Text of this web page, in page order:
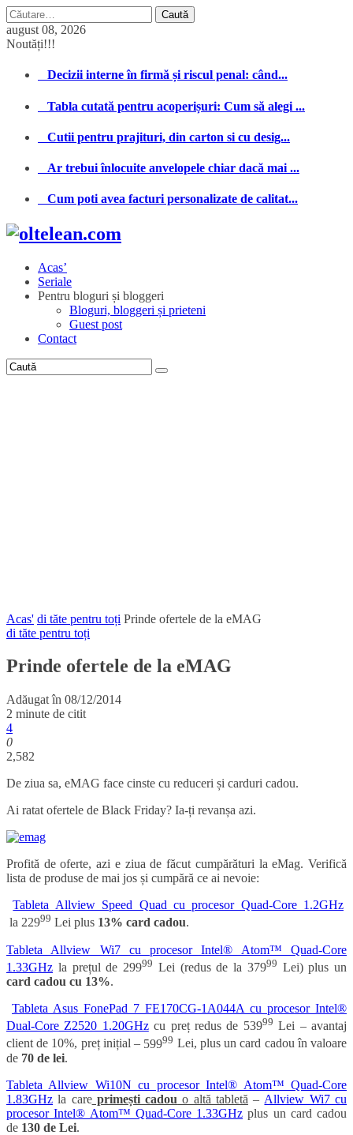
Caută
după:
august 08, 2026
Noutăți!!!
Decizii interne în firmă și riscul penal: când...
Tabla cutată pentru acoperișuri: Cum să alegi ...
Cutii pentru prajituri, din carton si cu desig...
Ar trebui înlocuite anvelopele chiar dacă mai ...
Cum poti avea facturi personalizate de calitat...
Acas’
Seriale
Pentru bloguri și bloggeri
Bloguri, bloggeri și prieteni
Guest post
Contact
Acas' di tăte pentru toți Prinde ofertele de la eMAG
di tăte pentru toți
Prinde ofertele de la eMAG
Adăugat în 08/12/2014
2 minute de citit
4
0
2,582
De ziua sa, eMAG face cinste cu reduceri și carduri cadou.
Ai ratat ofertele de Black Friday? Ia-ți revanșa azi.
Profită de oferte, azi e ziua de făcut cumpărături la eMag. Verifică
lista de produse de mai jos și cumpără ce ai nevoie:
Tableta Allview Speed Quad cu procesor Quad-Core 1.2GHz
la 22999 Lei plus 13% card cadou.
Tableta Allview Wi7 cu procesor Intel® Atom™ Quad-Core
1.33GHz la prețul de 29999 Lei (redus de la 37999 Lei) plus un
card cadou cu 13%.
Tableta Asus FonePad 7 FE170CG-1A044A cu procesor Intel®
Dual-Core Z2520 1.20GHzcu preț redus de 53999 Lei – avantaj
client de 10%, preț inițial – 59999 Lei, plus un card cadou în valoare
de 70 de lei.
Tableta Allview Wi10N cu procesor Intel® Atom™ Quad-Core
1.83GHz la careprimești cadou o altă tabletă – Allview Wi7 cu
procesor Intel® Atom™ Quad-Core 1.33GHz plus un card cadou
de 130 de Lei.